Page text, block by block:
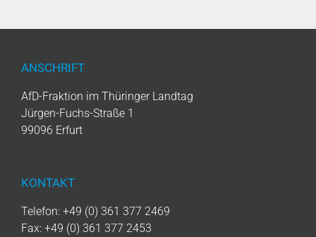
ANSCHRIFT
AfD-Fraktion im Thüringer Landtag
Jürgen-Fuchs-Straße 1
99096 Erfurt
KONTAKT
Telefon: +49 (0) 361 377 2469
Fax: +49 (0) 361 377 2453